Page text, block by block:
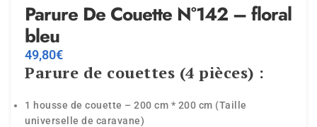
Parure De Couette N°142 – floral
bleu
49,80€
Parure de couettes (4 pièces) :
1 housse de couette – 200 cm * 200 cm (Taille
universelle de caravane)